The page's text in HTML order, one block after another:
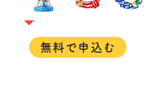
無料で申込む